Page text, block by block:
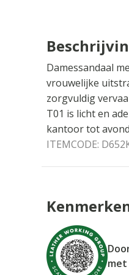
Damessandaal
vrouwelijke
zorgvuldig
T01 is licht en
kantoor tot
ITEMCODE: